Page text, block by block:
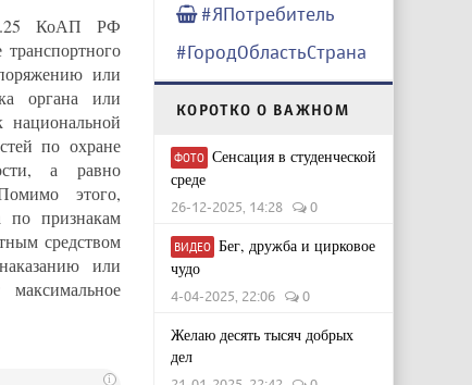
КоАП РФ
или
органа или
национальной
по охране
а равно
этого,
по признакам
средством
или
i
#ЯПотребитель
#ГородОбластьСтрана
КОРОТКО О ВАЖНОМ
ФОТО Сенсация в студенческой
среде
26-12-2025, 14:28 0
ВИДЕО Бег, дружба и цирковое
чудо
4-04-2025, 22:06 0
Желаю десять тысяч добрых
дел